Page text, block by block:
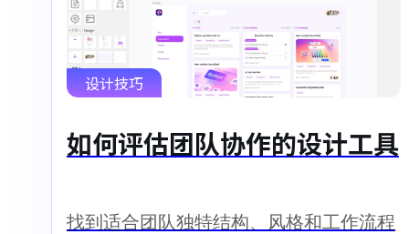
设计技巧
如何评估团队协作的设计工具
找到适合团队独特结构、风格和工作流程